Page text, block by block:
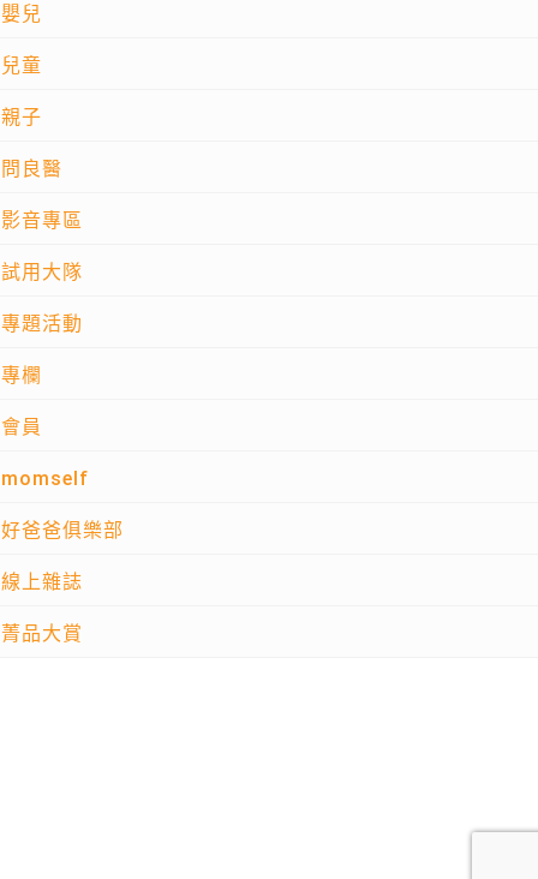
嬰兒
兒童
親子
問良醫
影音專區
試用大隊
專題活動
專欄
會員
momself
好爸爸俱樂部
線上雜誌
菁品大賞